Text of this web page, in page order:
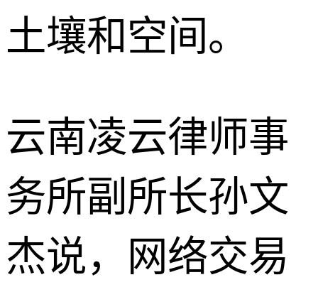
土壤和空间。
云南凌云律师事
务所副所长孙文
杰说，网络交易